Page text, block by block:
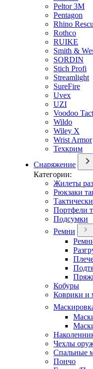
Peltor 3M
Pentagon
Rhino
Rothco
RUIKE
Smith &
SORDIN
Stich Profi
Streamlight
SureFire
Uvex
UZI
Voodoo
Wildo
Wiley X
Wrist Armor
Техкрим
Снаряжение
Категории:
Жилеты
Рюкзаки
Портфели
Подсумки
Ремни
Кобуры
Коврики и
Чехлы
Спальные
Пончо